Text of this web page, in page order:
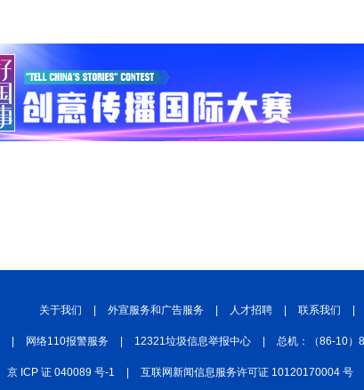
关于我们 外宣服务和广告服务 人才招聘 联系我们
网络110报警服务 12321垃圾信息举报中心 总机：（86-10）
京 ICP 证 040089 号-1 互联网新闻信息服务许可证 10120170004 号